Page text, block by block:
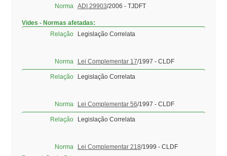
Norma
ADI 29903/2006 - TJDFT
Vides - Normas afetadas:
Relação
Legislação Correlata
Norma Lei Complementar 17/1997 - CLDF
Relação Legislação Correlata
Norma Lei Complementar 56/1997 - CLDF
Relação Legislação Correlata
Norma Lei Complementar 218/1999 - CLDF